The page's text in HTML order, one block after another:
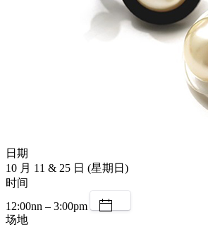
日期
10 月 11 & 25 日 (星期日)
时间
12:00nn – 3:00pm
场地